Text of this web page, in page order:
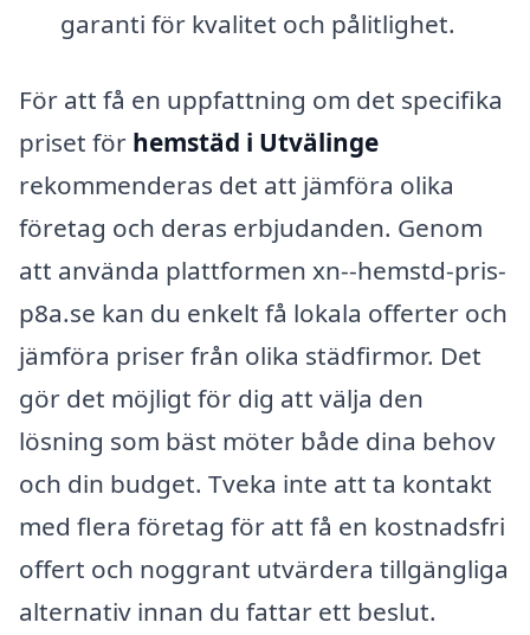
garanti för kvalitet och pålitlighet.
För att få en uppfattning om det specifika
priset för hemstäd i Utvälinge
rekommenderas det att jämföra olika
företag och deras erbjudanden. Genom
att använda plattformen xn--hemstd-pris-
p8a.se kan du enkelt få lokala offerter och
jämföra priser från olika städfirmor. Det
gör det möjligt för dig att välja den
lösning som bäst möter både dina behov
och din budget. Tveka inte att ta kontakt
med flera företag för att få en kostnadsfri
offert och noggrant utvärdera tillgängliga
alternativ innan du fattar ett beslut.